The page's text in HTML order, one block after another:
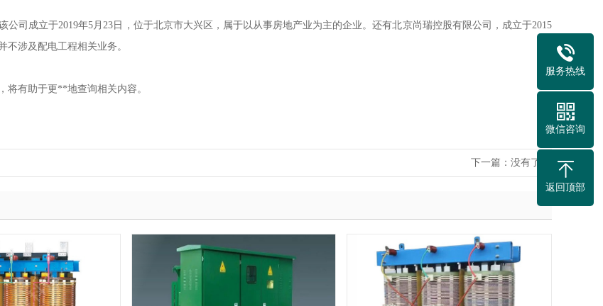
司成立于2019年5月23日，位于北京市大兴区，属于以从事房地产业为主的企业。还有北京尚瑞控股有限公司，成立于2015
不涉及配电工程相关业务。
将有助于更**地查询相关内容。
下一篇：没有了
服务热线
微信咨询
返回顶部